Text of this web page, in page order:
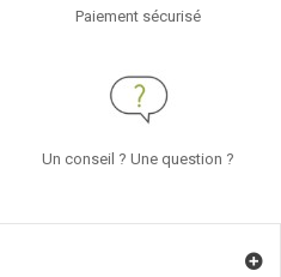
Paiement sécurisé
Un conseil ? Une question ?